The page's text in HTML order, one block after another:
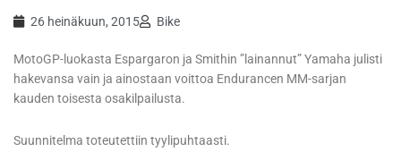
26 heinäkuun, 2015 Bike
MotoGP-luokasta Espargaron ja Smithin ”lainannut” Yamaha julisti
hakevansa vain ja ainostaan voittoa Endurancen MM-sarjan
kauden toisesta osakilpailusta.
Suunnitelma toteutettiin tyylipuhtaasti.